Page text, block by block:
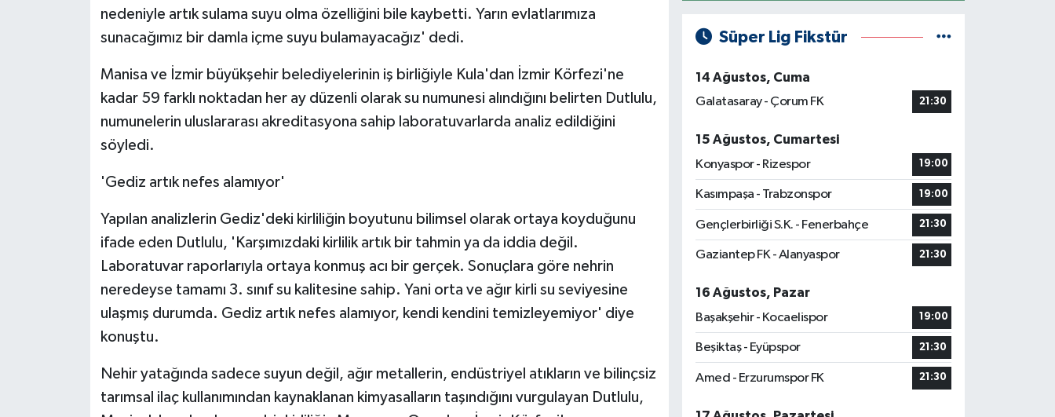
nedeniyle artık sulama suyu olma özelliğini bile kaybetti. Yarın evlatlarımıza
sunacağımız bir damla içme suyu bulamayacağız' dedi.
Manisa ve İzmir büyükşehir belediyelerinin iş birliğiyle Kula'dan İzmir Körfezi'ne
kadar 59 farklı noktadan her ay düzenli olarak su numunesi alındığını belirten Dutlulu,
numunelerin uluslararası akreditasyona sahip laboratuvarlarda analiz edildiğini
söyledi.
'Gediz artık nefes alamıyor'
Yapılan analizlerin Gediz'deki kirliliğin boyutunu bilimsel olarak ortaya koyduğunu
ifade eden Dutlulu, 'Karşımızdaki kirlilik artık bir tahmin ya da iddia değil.
Laboratuvar raporlarıyla ortaya konmuş acı bir gerçek. Sonuçlara göre nehrin
neredeyse tamamı 3. sınıf su kalitesine sahip. Yani orta ve ağır kirli su seviyesine
ulaşmış durumda. Gediz artık nefes alamıyor, kendi kendini temizleyemiyor' diye
konuştu.
Nehir yatağında sadece suyun değil, ağır metallerin, endüstriyel atıkların ve bilinçsiz
tarımsal ilaç kullanımından kaynaklanan kimyasalların taşındığını vurgulayan Dutlulu,
Süper Lig Fikstür
14 Ağustos, Cuma
Galatasaray - Çorum FK
21:30
15 Ağustos, Cumartesi
Konyaspor - Rizespor
19:00
Kasımpaşa - Trabzonspor 19:00
Gençlerbirliği S.K. - Fenerbahçe 21:30
Gaziantep FK - Alanyaspor 21:30
16 Ağustos, Pazar
Başakşehir - Kocaelispor
19:00
Beşiktaş - Eyüpspor 21:30
Amed - Erzurumspor FK 21:30